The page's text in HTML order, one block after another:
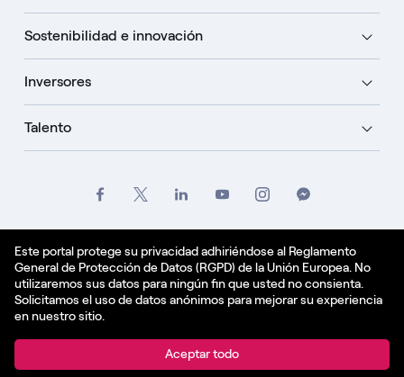
Este portal protege su privacidad adhiriéndose al Reglamento
General de Protección de Datos (RGPD) de la Unión Europea. No
utilizaremos sus datos para ningún fin que usted no consienta.
Solicitamos el uso de datos anónimos para mejorar su experiencia
en nuestro sitio.
Aceptar todo
Sostenibilidad e innovación
Inversores
Talento
Política de cookies
Español - ES
© Enel Spa All Rights Reserved Enel Spa VAT code